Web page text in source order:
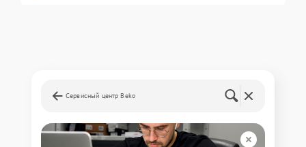
Сервисный центр Beko